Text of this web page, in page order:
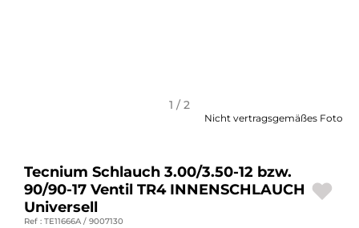
SPEZIELLE ANGEBOTE UND SONDERAKTIONEN
DE | EUR € — ÄNDERN
MARKEN
1 / 2
Nicht vertragsgemäßes Foto
Tecnium Schlauch 3.00/3.50-12 bzw.
90/90-17 Ventil TR4 INNENSCHLAUCH
Universell
Ref : TE11666A / 9007130